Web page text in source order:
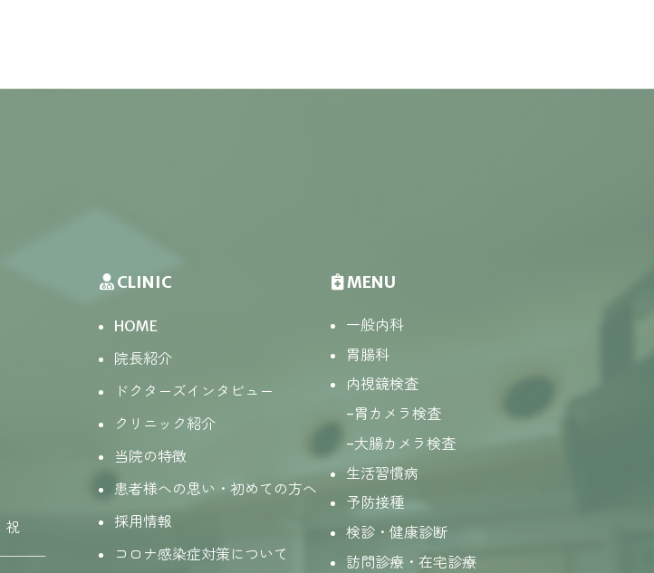
祝
CLINIC
HOME
院長紹介
ドクターズインタビュー
クリニック紹介
当院の特徴
患者様への思い・初めての方へ
採用情報
コロナ感染症対策について
MENU
一般内科
胃腸科
内視鏡検査
胃カメラ検査
大腸カメラ検査
生活習慣病
予防接種
検診・健康診断
訪問診療・在宅診療